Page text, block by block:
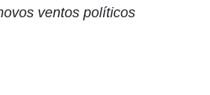
ventos políticos